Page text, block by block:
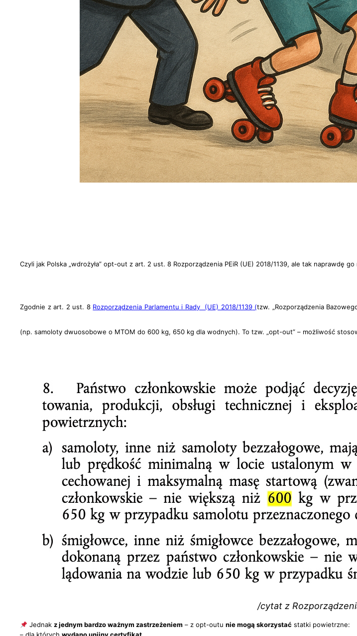
Czyli jak Polska „wdrożyła” opt-out z art. 2 ust. 8 Rozporządzenia PEiR (UE) 2018/1139, ale tak naprawdę go
Zgodnie zart. 2 ust. 8 Rozporządzenia Parlamentu i Rady (UE) 2018/1139(tzw. „Rozporządzenia
(np. samoloty dwuosobowe o MTOM do 600 kg, 650 kg dla wodnych). To tzw. „opt-out” – możliwość
/cytat z
Jednak z jednym bardzo ważnym zastrzeżeniem – z opt-outu nie mogą skorzystać statki powietrzne: